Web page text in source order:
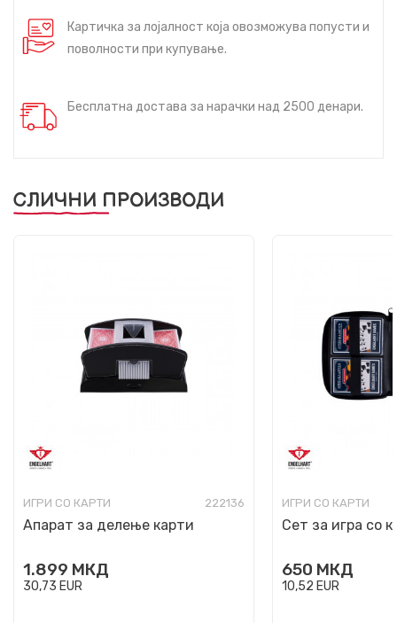
Картичка за лојалност која овозможува попусти и
поволности при купување.
Бесплатна достава за нарачки над 2500 денари.
СЛИЧНИ ПРОИЗВОДИ
ИГРИ СО КАРТИ 222136
Апарат за делење карти
1.899 МКД
30,73 EUR
ИГРИ СО КАРТИ
Сет за игра со
650 МКД
10,52 EUR